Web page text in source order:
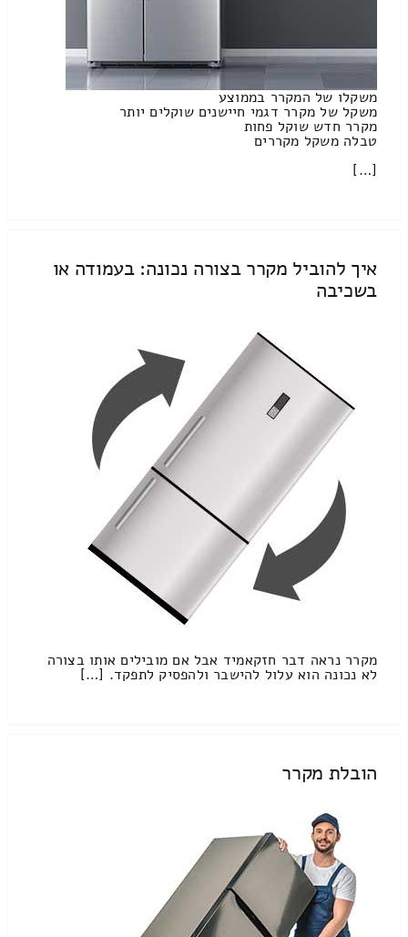
משקלו של המקרר בממוצע
משקל של מקרר דגמי חיישנים שוקלים יותר
מקרר חדש שוקל פחות
טבלה משקל מקררים
[…]
איך להוביל מקרר בצורה נכונה: בעמודה או
בשכיבה
מקרר נראה דבר חזקאמיד אבל אם מובילים אותו בצורה
לא נכונה הוא עלול להישבר ולהפסיק לתפקד. […]
הובלת מקרר